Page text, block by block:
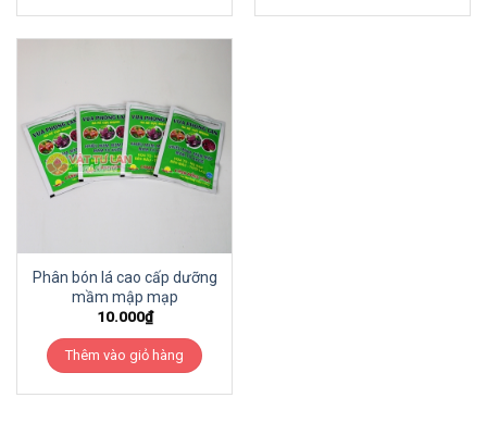
Phân bón lá cao cấp dưỡng
mầm mập mạp
10.000₫
Thêm vào giỏ hàng